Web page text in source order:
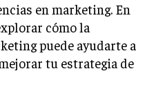
en marketing. En
cómo la
puede ayudarte a
tu estrategia de